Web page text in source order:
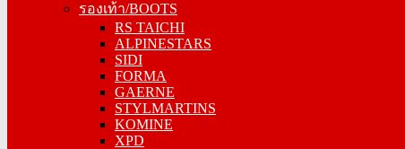
รองเท้า/BOOTS
RS TAICHI
ALPINESTARS
SIDI
FORMA
GAERNE
STYLMARTINS
KOMINE
XPD
RS TAICHI
ALPINESTARS
SIDI
FORMA
GAERNE
STYLMARTINS
KOMINE
XPD